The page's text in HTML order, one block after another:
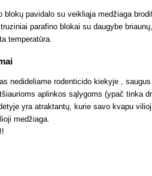
blokų pavidalo su veikliąja medžiaga
parafino blokai su daugybe
temperatūra.
nedideliame rodenticido kiekyje ,
aplinkos sąlygoms (ypač tinka
yra atraktantų, kurie savo kvapu
medžiaga.